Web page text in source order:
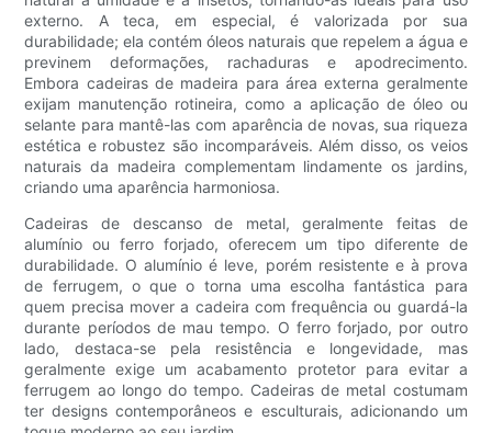
externo. A teca, em especial, é valorizada por sua
durabilidade; ela contém óleos naturais que repelem a água e
previnem deformações, rachaduras e apodrecimento.
Embora cadeiras de madeira para área externa geralmente
exijam manutenção rotineira, como a aplicação de óleo ou
selante para mantê-las com aparência de novas, sua riqueza
estética e robustez são incomparáveis. Além disso, os veios
naturais da madeira complementam lindamente os jardins,
criando uma aparência harmoniosa.
Cadeiras de descanso de metal, geralmente feitas de
alumínio ou ferro forjado, oferecem um tipo diferente de
durabilidade. O alumínio é leve, porém resistente e à prova
de ferrugem, o que o torna uma escolha fantástica para
quem precisa mover a cadeira com frequência ou guardá-la
durante períodos de mau tempo. O ferro forjado, por outro
lado, destaca-se pela resistência e longevidade, mas
geralmente exige um acabamento protetor para evitar a
ferrugem ao longo do tempo. Cadeiras de metal costumam
ter designs contemporâneos e esculturais, adicionando um